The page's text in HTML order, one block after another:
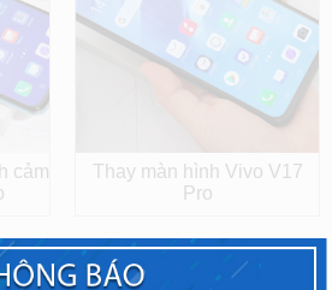
cảm
Thay màn hình Vivo V17
Pro